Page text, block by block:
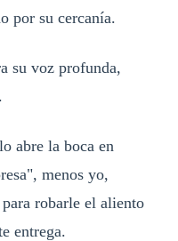
por su cercanía.
su voz profunda,
abre la boca en
menos yo,
robarle el aliento
entrega.